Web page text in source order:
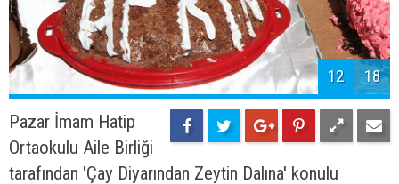
12 18
Pazar İmam Hatip
Ortaokulu Aile Birliği
tarafından 'Çay Diyarından Zeytin Dalına' konulu